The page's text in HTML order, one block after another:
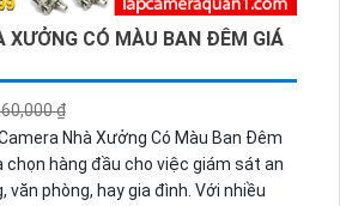
XƯỞNG CÓ MÀU BAN ĐÊM GIÁ
₫
Nhà Xưởng Có Màu Ban Đêm
chọn hàng đầu cho việc giám sát an
văn phòng, hay gia đình. Với nhiều